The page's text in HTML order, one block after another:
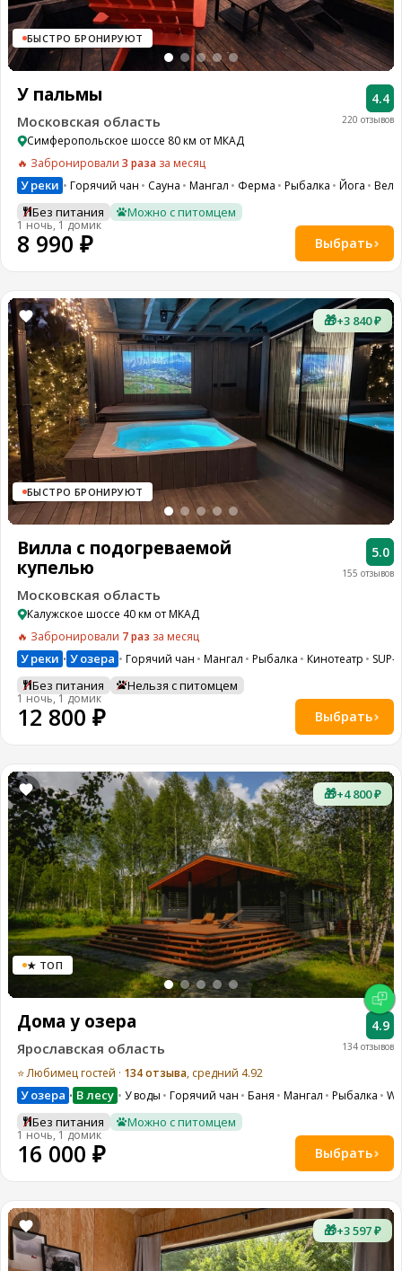
БЫСТРО БРОНИРУЮТ
220 отзывов
4.4
У пальмы
Московская область
Симферопольское шоссе 80 км от МКАД
🔥 Забронировали 3 раза за месяц
У реки Горячий чан Сауна Мангал Ферма Рыбалка Йога
Без питания Можно с питомцем
1 ночь, 1 домик
8 990 ₽ Выбрать
🎁+3 840 ₽
БЫСТРО БРОНИРУЮТ
155 отзывов
5.0
Вилла с подогреваемой
купелью
Московская область
Калужское шоссе 40 км от МКАД
🔥 Забронировали 7 раз за месяц
У реки • У озера Горячий чан Мангал Рыбалка Кинотеатр SUP-
Без питания Нельзя с питомцем
1 ночь, 1 домик
12 800 ₽ Выбрать
🎁+4 800 ₽
★ ТОП
134 отзывов
4.9
Дома у озера
Ярославская область
⭐ Любимец гостей · 134 отзыва, средний 4.92
У озера • В лесу У воды Горячий чан Баня Мангал Рыбалка
Без питания Можно с питомцем
1 ночь, 1 домик
16 000 ₽ Выбрать
🎁+3 597 ₽